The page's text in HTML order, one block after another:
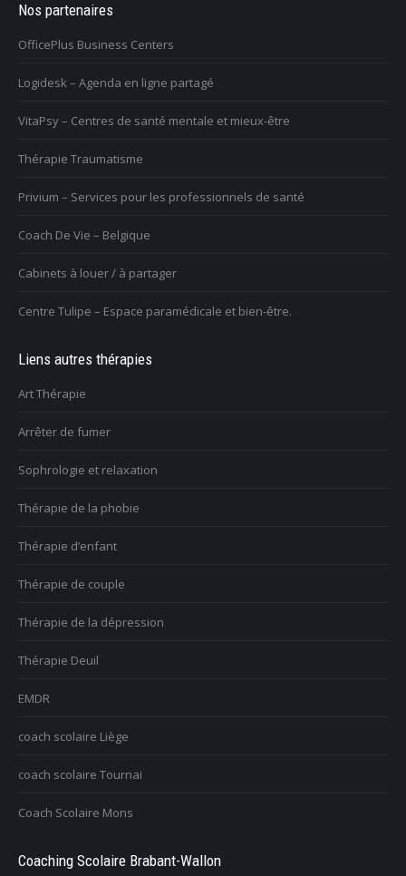
Nos partenaires
OfficePlus Business Centers
Logidesk – Agenda en ligne partagé
VitaPsy – Centres de santé mentale et mieux-être
Thérapie Traumatisme
Privium – Services pour les professionnels de santé
Coach De Vie – Belgique
Cabinets à louer / à partager
Centre Tulipe – Espace paramédicale et bien-être.
Liens autres thérapies
Art Thérapie
Arrêter de fumer
Sophrologie et relaxation
Thérapie de la phobie
Thérapie d’enfant
Thérapie de couple
Thérapie de la dépression
Thérapie Deuil
EMDR
coach scolaire Liège
coach scolaire Tournai
Coach Scolaire Mons
Coaching Scolaire Brabant-Wallon